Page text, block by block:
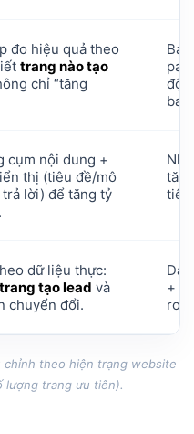
đo hiệu quả theo
trang nào tạo
chỉ “tăng
cụm nội dung +
thị (tiêu đề/mô
lời) để tăng tỷ
tiên
dữ liệu thực:
trang tạo lead và
chuyển đổi.
+
theo hiện trạng website
lượng trang ưu tiên).